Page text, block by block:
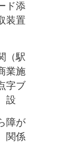
ド添
装置
（駅
業施
字ブ
設
障が
関係